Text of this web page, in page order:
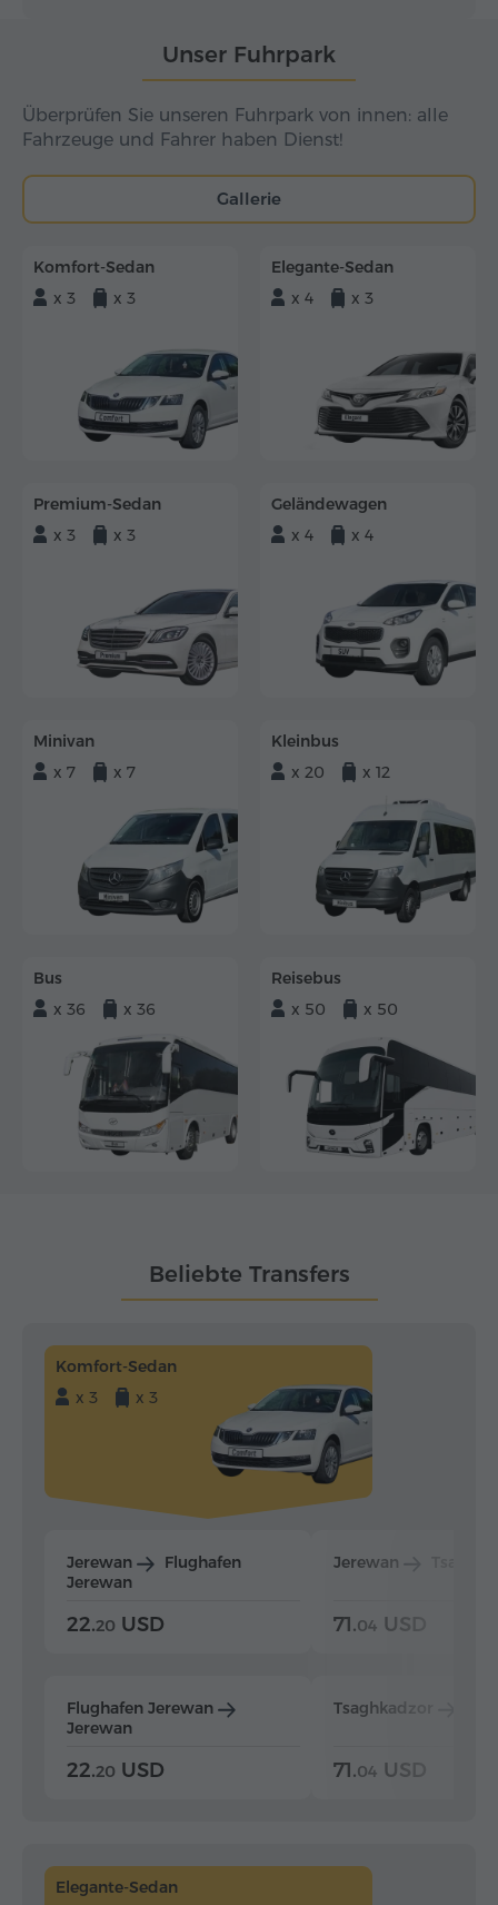
Unser Fuhrpark
Überprüfen Sie unseren Fuhrpark von innen: alle
Fahrzeuge und Fahrer haben Dienst!
Gallerie
Komfort-Sedan
x 3
x 3
Elegante-Sedan
x 4
x 3
Premium-Sedan
x 3
x 3
Geländewagen
x 4
x 4
Minivan
x 7
x 7
Kleinbus
x 20
x 12
Bus
x 36
x 36
Reisebus
x 50
x 50
Beliebte Transfers
Komfort-Sedan
x 3
x 3
Jerewan
Flughafen
Jerewan
22.20 USD
Flughafen Jerewan
Jerewan
22.20 USD
Jerewan
71.04 USD
Tsaghkadzor
71.04 USD
Elegante-Sedan